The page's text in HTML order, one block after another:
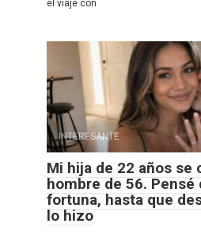
el viaje con
INTERESANTE
Mi hija de 22 años se
hombre de 56. Pensé
fortuna, hasta que
lo hizo